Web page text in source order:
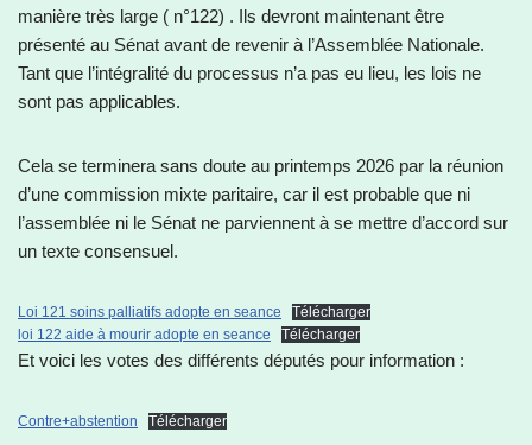
manière très large ( n°122) . Ils devront maintenant être
présenté au Sénat avant de revenir à l’Assemblée Nationale.
Tant que l’intégralité du processus n’a pas eu lieu, les lois ne
sont pas applicables.
Cela se terminera sans doute au printemps 2026 par la réunion
d’une commission mixte paritaire, car il est probable que ni
l’assemblée ni le Sénat ne parviennent à se mettre d’accord sur
un texte consensuel.
Loi 121 soins palliatifs adopte en seance
Télécharger
loi 122 aide à mourir adopte en seance
Télécharger
Et voici les votes des différents députés pour information :
Contre+abstention Télécharger